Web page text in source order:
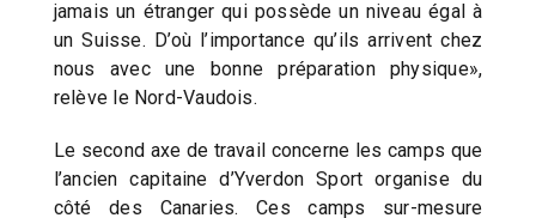
jamais un étranger qui possède un niveau égal à
un Suisse. D’où l’importance qu’ils arrivent chez
nous avec une bonne préparation physique»,
relève le Nord-Vaudois.
Le second axe de travail concerne les camps que
l’ancien capitaine d’Yverdon Sport organise du
côté des Canaries. Ces camps sur-mesure